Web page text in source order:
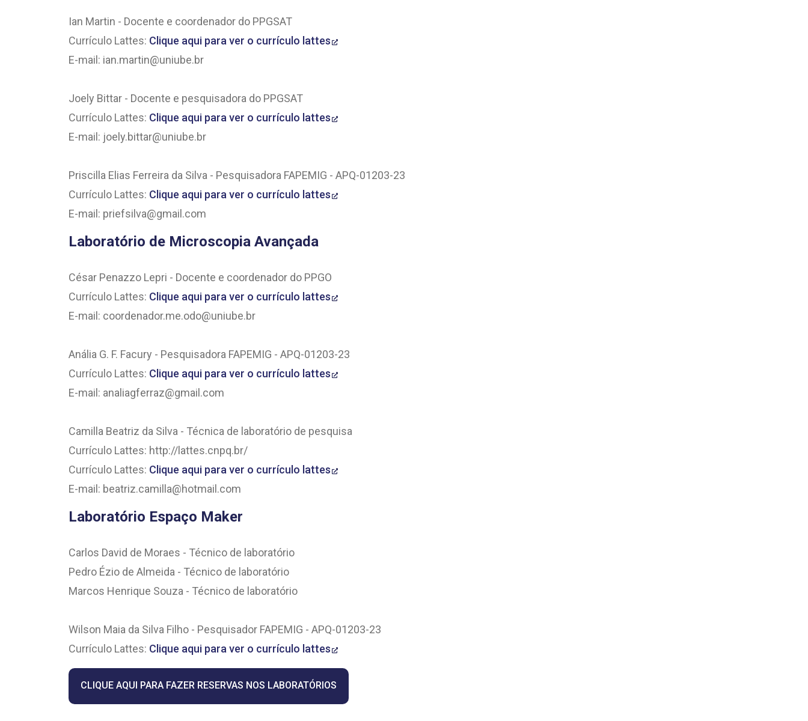
Ian Martin - Docente e coordenador do PPGSAT
Currículo Lattes: Clique aqui para ver o currículo lattes
E-mail: ian.martin@uniube.br
Joely Bittar - Docente e pesquisadora do PPGSAT
Currículo Lattes: Clique aqui para ver o currículo lattes
E-mail: joely.bittar@uniube.br
Priscilla Elias Ferreira da Silva - Pesquisadora FAPEMIG - APQ-01203-23
Currículo Lattes: Clique aqui para ver o currículo lattes
E-mail: priefsilva@gmail.com
Laboratório de Microscopia Avançada
César Penazzo Lepri - Docente e coordenador do PPGO
Currículo Lattes: Clique aqui para ver o currículo lattes
E-mail: coordenador.me.odo@uniube.br
Anália G. F. Facury - Pesquisadora FAPEMIG - APQ-01203-23
Currículo Lattes: Clique aqui para ver o currículo lattes
E-mail: analiagferraz@gmail.com
Camilla Beatriz da Silva - Técnica de laboratório de pesquisa
Currículo Lattes: http://lattes.cnpq.br/
Currículo Lattes: Clique aqui para ver o currículo lattes
E-mail: beatriz.camilla@hotmail.com
Laboratório Espaço Maker
Carlos David de Moraes - Técnico de laboratório
Pedro Ézio de Almeida - Técnico de laboratório
Marcos Henrique Souza - Técnico de laboratório
Wilson Maia da Silva Filho - Pesquisador FAPEMIG - APQ-01203-23
Currículo Lattes: Clique aqui para ver o currículo lattes
CLIQUE AQUI PARA FAZER RESERVAS NOS LABORATÓRIOS